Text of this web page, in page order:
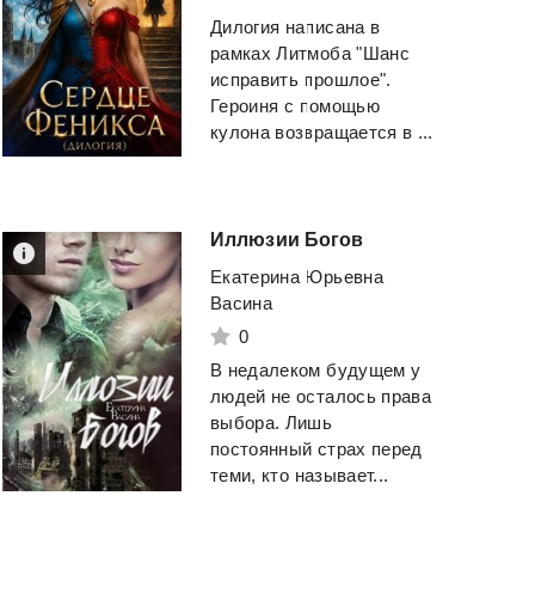
Кент Рина
Смотреть
Айтбаев Тимур
Аскарович
Дилогия написана в
рамках Литмоба "Шанс
исправить прошлое".
Героиня с помощью
кулона возвращается в ...
Иллюзии Богов
Екатерина Юрьевна
Васина
0
В недалеком будущем у
людей не осталось права
выбора. Лишь
постоянный страх перед
теми, кто называет...